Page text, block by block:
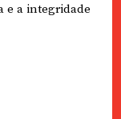
e a integridade